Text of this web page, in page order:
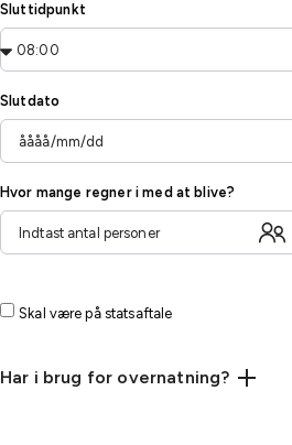
Sluttidpunkt
Slutdato
Hvor mange regner i med at blive?
Skal være på statsaftale
Har i brug for overnatning?